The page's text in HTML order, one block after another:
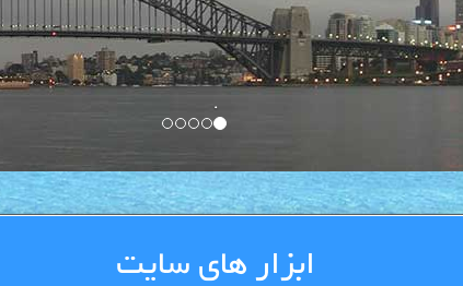
.
ابزار های سایت